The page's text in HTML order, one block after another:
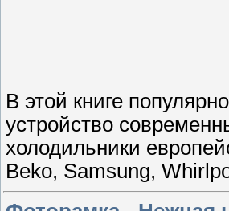
В этой книге
устройство
холодильники
Beko, Samsung,